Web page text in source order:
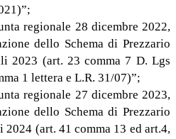
regionale 28 dicembre 2022,
dello Schema di Prezzario
2023 (art. 23 comma 7 D. Lgs
1 lettera e L.R. 31/07)”;
regionale 27 dicembre 2023,
dello Schema di Prezzario
(art. 41 comma 13 ed art.4,